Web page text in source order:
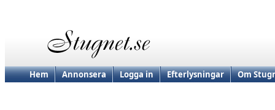
Hem Annonsera Logga in Efterlysningar Om